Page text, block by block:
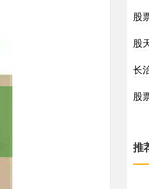
股
股
长
股
推